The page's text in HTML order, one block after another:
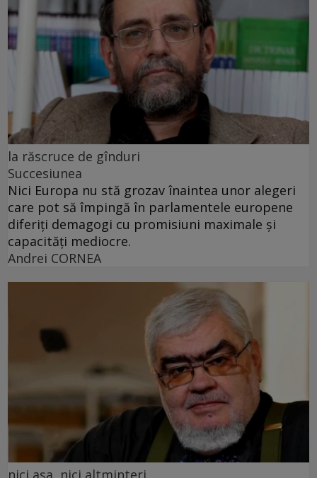
la răscruce de gînduri
Succesiunea
Nici Europa nu stă grozav înaintea unor alegeri
care pot să împingă în parlamentele europene
diferiți demagogi cu promisiuni maximale și
capacități mediocre.
Andrei CORNEA
nici așa, nici altminteri